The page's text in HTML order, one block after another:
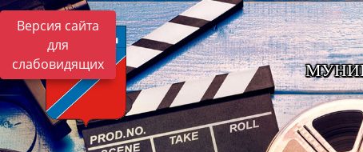
Версия сайта
для
слабовидящих